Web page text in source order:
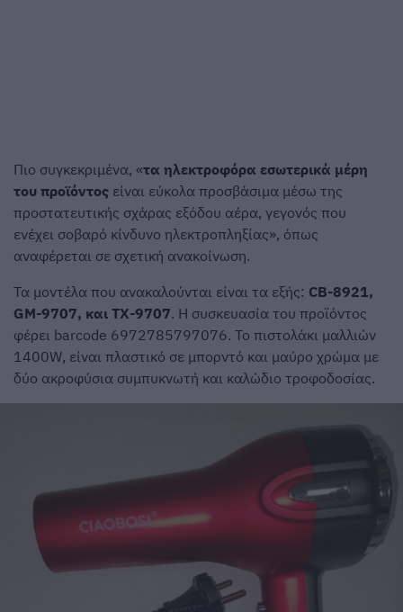
Πιο συγκεκριμένα, «τα ηλεκτροφόρα εσωτερικά μέρη
του προϊόντος είναι εύκολα προσβάσιμα μέσω της
προστατευτικής σχάρας εξόδου αέρα, γεγονός που
ενέχει σοβαρό κίνδυνο ηλεκτροπληξίας», όπως
αναφέρεται σε σχετική ανακοίνωση.
Τα μοντέλα που ανακαλούνται είναι τα εξής: CB-8921,
GM-9707, και TX-9707. Η συσκευασία του προϊόντος
φέρει barcode 6972785797076. Το πιστολάκι μαλλιών
1400W, είναι πλαστικό σε μπορντό και μαύρο χρώμα με
δύο ακροφύσια συμπυκνωτή και καλώδιο τροφοδοσίας.